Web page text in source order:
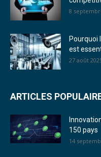
8
Pourquoi
est
27 août
ARTICLES
150 pays
14